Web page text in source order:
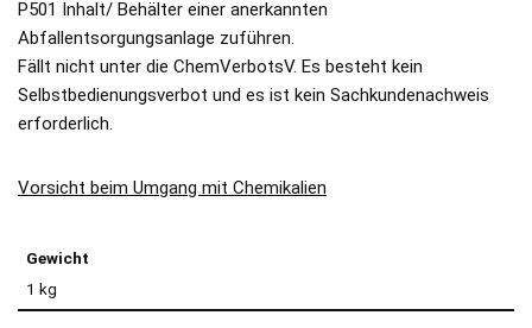
P501 Inhalt/ Behälter einer anerkannten
Abfallentsorgungsanlage zuführen.
Fällt nicht unter die ChemVerbotsV. Es besteht kein
Selbstbedienungsverbot und es ist kein Sachkundenachweis
erforderlich.
Vorsicht beim Umgang mit Chemikalien
Gewicht
1 kg